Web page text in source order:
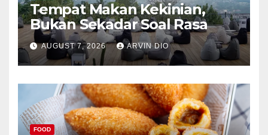
Tempat Makan Kekinian,
Bukan Sekadar Soal Rasa
AUGUST 7, 2026 ARVIN DIO
FOOD